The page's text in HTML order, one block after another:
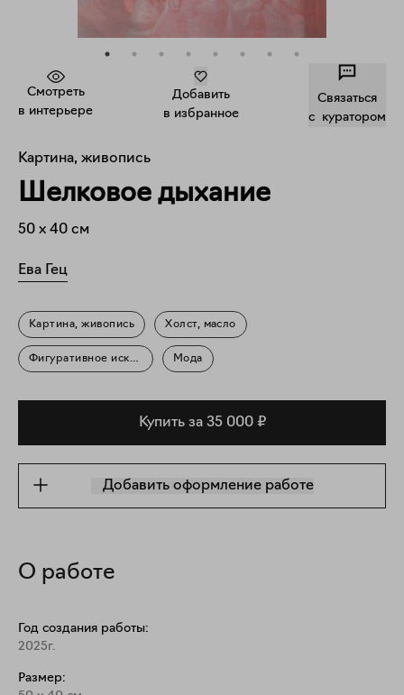
Смотреть
в интерьере
Добавить
в избранное
Связаться
c куратором
Картина, живопись
Шелковое дыхание
50 x 40 см
Ева Гец
Картина, живопись Холст, масло
Фигуративное искусство Мода
Купить за 35 000 ₽
Добавить оформление работе
О работе
Год создания работы:
2025г.
Размер: